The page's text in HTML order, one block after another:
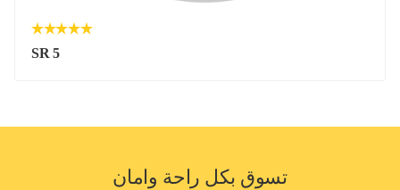
SR 5
تسوق بكل راحة وامان